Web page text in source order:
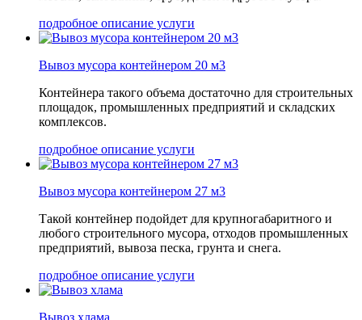
подробное описание услуги
Вывоз мусора контейнером 20 м3
Контейнера такого объема достаточно для строительных
площадок, промышленных предприятий и складских
комплексов.
подробное описание услуги
Вывоз мусора контейнером 27 м3
Такой контейнер подойдет для крупногабаритного и
любого строительного мусора, отходов промышленных
предприятий, вывоза песка, грунта и снега.
подробное описание услуги
Вывоз хлама